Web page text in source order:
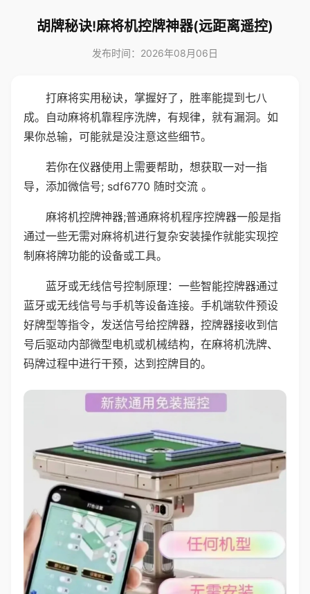
胡牌秘诀!麻将机控牌神器(远距离遥控)
发布时间：2026年08月06日
打麻将实用秘诀，掌握好了，胜率能提到七八
成。自动麻将机靠程序洗牌，有规律，就有漏洞。如
果你总输，可能就是没注意这些细节。
若你在仪器使用上需要帮助，想获取一对一指
导，添加微信号; sdf6770 随时交流 。
麻将机控牌神器;普通麻将机程序控牌器一般是指
通过一些无需对麻将机进行复杂安装操作就能实现控
制麻将牌功能的设备或工具。
蓝牙或无线信号控制原理：一些智能控牌器通过
蓝牙或无线信号与手机等设备连接。手机端软件预设
好牌型等指令，发送信号给控牌器，控牌器接收到信
号后驱动内部微型电机或机械结构，在麻将机洗牌、
码牌过程中进行干预，达到控牌目的。